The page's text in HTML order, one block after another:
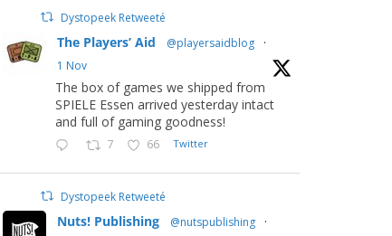
Dystopeek Retweeté
The Players’ Aid @playersaidblog
·
1 Nov
The box of games we shipped from
SPIELE Essen arrived yesterday intact
and full of gaming goodness!
7 66 Twitter
Dystopeek Retweeté
Nuts! Publishing @nutspublishing
·